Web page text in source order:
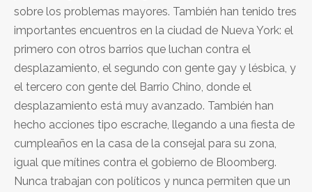
sobre los problemas mayores. También han tenido tres
importantes encuentros en la ciudad de Nueva York: el
primero con otros barrios que luchan contra el
desplazamiento, el segundo con gente gay y lésbica, y
el tercero con gente del Barrio Chino, donde el
desplazamiento está muy avanzado. También han
hecho acciones tipo escrache, llegando a una fiesta de
cumpleaños en la casa de la consejal para su zona,
igual que mítines contra el gobierno de Bloomberg.
Nunca trabajan con políticos y nunca permiten que un